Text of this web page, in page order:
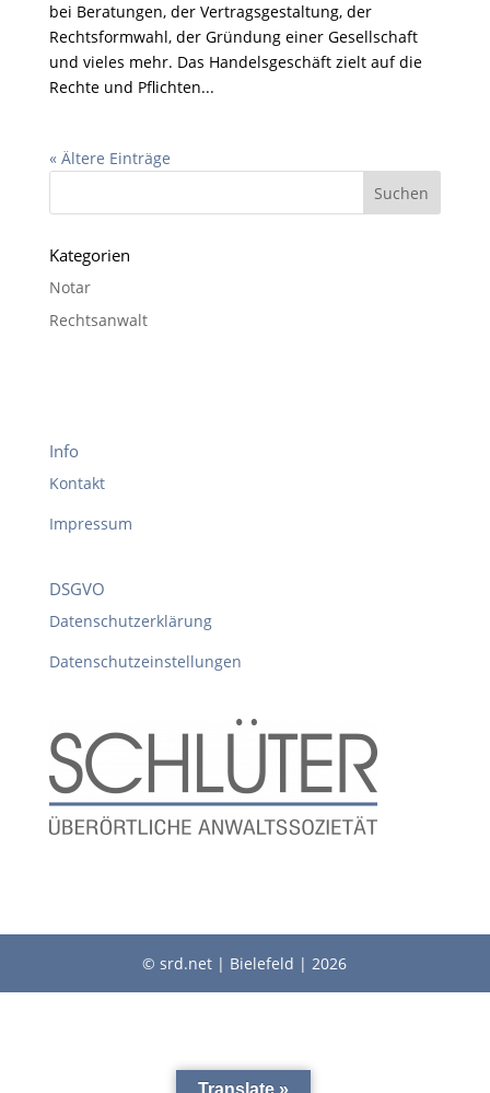
bei Beratungen, der Vertragsgestaltung, der
Rechtsformwahl, der Gründung einer Gesellschaft
und vieles mehr. Das Handelsgeschäft zielt auf die
Rechte und Pflichten...
« Ältere Einträge
Kategorien
Notar
Rechtsanwalt
Info
Kontakt
Impressum
DSGVO
Datenschutzerklärung
Datenschutzeinstellungen
© srd.net | Bielefeld | 2026
Translate »